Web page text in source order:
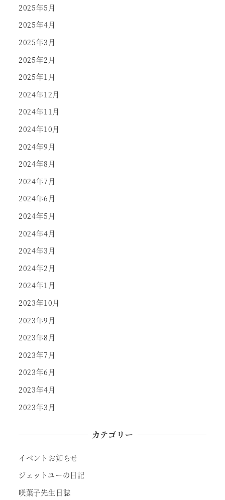
2025年5月
2025年4月
2025年3月
2025年2月
2025年1月
2024年12月
2024年11月
2024年10月
2024年9月
2024年8月
2024年7月
2024年6月
2024年5月
2024年4月
2024年3月
2024年2月
2024年1月
2023年10月
2023年9月
2023年8月
2023年7月
2023年6月
2023年4月
2023年3月
カテゴリー
イベントお知らせ
ジェットユーの日記
咲葉子先生日誌